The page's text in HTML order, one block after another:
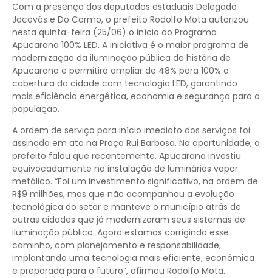
Com a presença dos deputados estaduais Delegado
Jacovós e Do Carmo, o prefeito Rodolfo Mota autorizou
nesta quinta-feira (25/06) o início do Programa
Apucarana 100% LED. A iniciativa é o maior programa de
modernização da iluminação pública da história de
Apucarana e permitirá ampliar de 48% para 100% a
cobertura da cidade com tecnologia LED, garantindo
mais eficiência energética, economia e segurança para a
população.
A ordem de serviço para início imediato dos serviços foi
assinada em ato na Praça Rui Barbosa. Na oportunidade, o
prefeito falou que recentemente, Apucarana investiu
equivocadamente na instalação de luminárias vapor
metálico. “Foi um investimento significativo, na ordem de
R$9 milhões, mas que não acompanhou a evolução
tecnológica do setor e manteve o município atrás de
outras cidades que já modernizaram seus sistemas de
iluminação pública. Agora estamos corrigindo esse
caminho, com planejamento e responsabilidade,
implantando uma tecnologia mais eficiente, econômica
e preparada para o futuro”, afirmou Rodolfo Mota.